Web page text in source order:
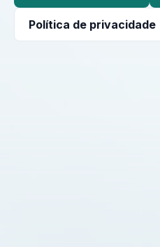
Política de privacidade